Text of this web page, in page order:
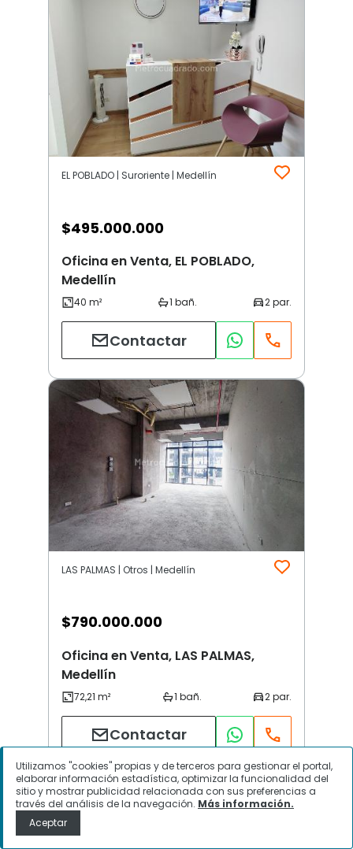
EL POBLADO | Suroriente | Medellín
$495.000.000
Oficina en Venta, EL POBLADO,
Medellín
Contactar
LAS PALMAS | Otros | Medellín
$790.000.000
Oficina en Venta, LAS PALMAS,
Medellín
Contactar
Utilizamos "cookies" propias y de terceros para gestionar el portal,
elaborar información estadística, optimizar la funcionalidad del
sitio y mostrar publicidad relacionada con sus preferencias a
través del análisis de la navegación. Más información.
Aceptar